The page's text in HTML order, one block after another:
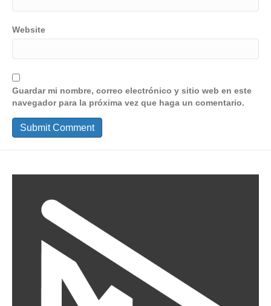
Website
Guardar mi nombre, correo electrónico y sitio web en este
navegador para la próxima vez que haga un comentario.